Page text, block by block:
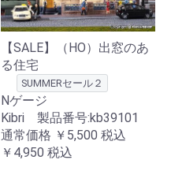
【SALE】（HO）出窓のあ
る住宅
SUMMERセール２
Nゲージ
Kibri 製品番号:kb39101
通常価格 ￥5,500 税込
￥4,950 税込